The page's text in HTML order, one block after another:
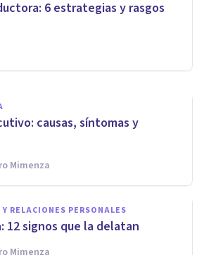
6 estrategias y rasgos
causas, síntomas y
Mimenza
RELACIONES PERSONALES
12 signos que la delatan
Mimenza